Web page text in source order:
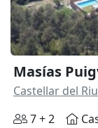
Masías
Castellar del Riu
7 + 2